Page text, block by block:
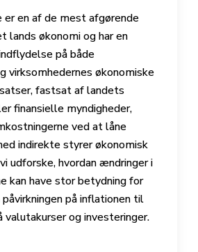
er en af de mest afgørende
lands økonomi og har en
på både
virksomhedernes økonomiske
fastsat af landets
finansielle myndigheder,
ved at låne
indirekte styrer økonomisk
udforske, hvordan ændringer i
kan have stor betydning for
på inflationen til
valutakurser og investeringer.